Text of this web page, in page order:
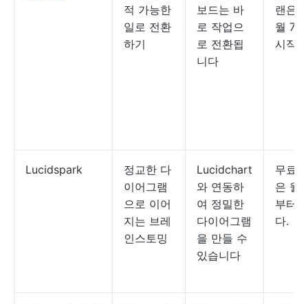
적 가능한
일로 전환
하기
보드는 바
로 작업으
로 전환됩
니다
랜은
월 7
시작
Lucidspark
정교한 다
이어그램
으로 이어
지는 브레
인스토밍
Lucidchart
와 연동하
여 정밀한
다이어그램
을 만들 수
있습니다
무료;
은 월
부터
다.